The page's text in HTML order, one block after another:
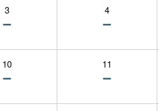
3 4
10 11